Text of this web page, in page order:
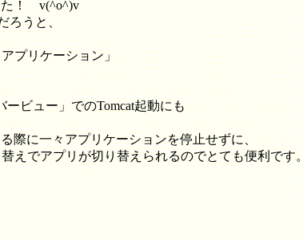
た！ v(^o^)v
ろうと、
プリケーション」
ビュー」でのTomcat起動にも
際に一々アプリケーションを停止せずに、
えでアプリが切り替えられるのでとても便利です